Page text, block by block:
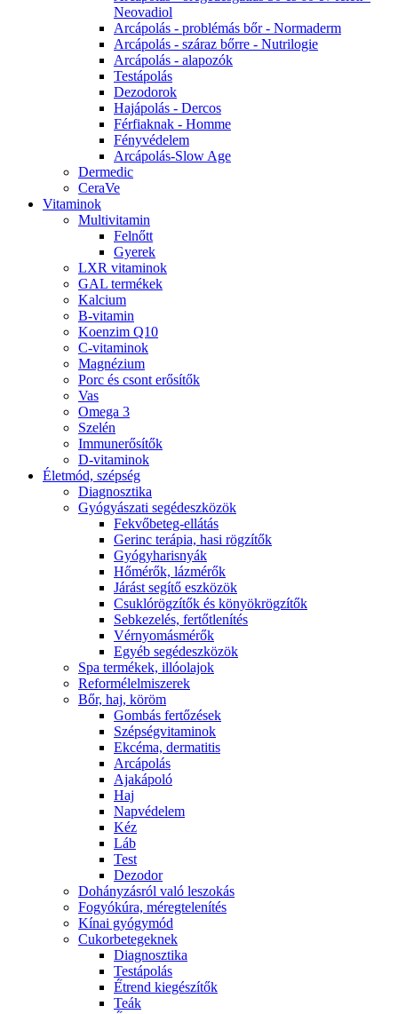
Neovadiol
Arcápolás - problémás bőr - Normaderm
Arcápolás - száraz bőrre - Nutrilogie
Arcápolás - alapozók
Testápolás
Dezodorok
Hajápolás - Dercos
Férfiaknak - Homme
Fényvédelem
Arcápolás-Slow Age
Dermedic
CeraVe
Vitaminok
Multivitamin
Felnőtt
Gyerek
LXR vitaminok
GAL termékek
Kalcium
B-vitamin
Koenzim Q10
C-vitaminok
Magnézium
Porc és csont erősítők
Vas
Omega 3
Szelén
Immunerősítők
D-vitaminok
Életmód, szépség
Diagnosztika
Gyógyászati segédeszközök
Fekvőbeteg-ellátás
Gerinc terápia, hasi rögzítők
Gyógyharisnyák
Hőmérők, lázmérők
Járást segítő eszközök
Csuklórögzítők és könyökrögzítők
Sebkezelés, fertőtlenítés
Vérnyomásmérők
Egyéb segédeszközök
Spa termékek, illóolajok
Reformélelmiszerek
Bőr, haj, köröm
Gombás fertőzések
Szépségvitaminok
Ekcéma, dermatitis
Arcápolás
Ajakápoló
Haj
Napvédelem
Kéz
Láb
Test
Dezodor
Dohányzásról való leszokás
Fogyókúra, méregtelenítés
Kínai gyógymód
Cukorbetegeknek
Diagnosztika
Testápolás
É́trend kiegészítők
Teák